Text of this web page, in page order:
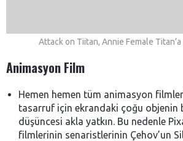
Attack on Tiitan, Annie Female
Animasyon Film
Hemen hemen tüm animasyon
tasarruf için ekrandaki çoğu objenin
düşüncesi akla yatkın. Bu nedenle
filmlerinin senaristlerinin Çehov’un